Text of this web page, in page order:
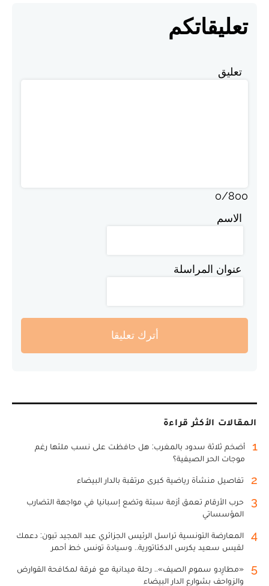
تعليقاتكم
تعليق
0/800
الاسم
عنوان المراسلة
أترك تعليقا
المقالات الأكثر قراءة
1
أضخم ثلاثة سدود بالمغرب: هل حافظت على نسب ملئها رغم
موجات الحر الصيفية؟
2 تفاصيل منشأة رياضية كبرى مرتقبة بالدار البيضاء
3
حرب الأرقام تعمق أزمة سبتة وتضع إسبانيا في مواجهة التضارب
المؤسساتي
4
المعارضة التونسية تراسل الرئيس الجزائري عبد المجيد تبون: دعمك
لقيس سعيد يكرس الدكتاتورية.. وسيادة تونس خط أحمر
5
«مطارِدو سموم الصيف».. رحلة ميدانية مع فرقة لمكافحة القوارض
والزواحف بشوارع الدار البيضاء